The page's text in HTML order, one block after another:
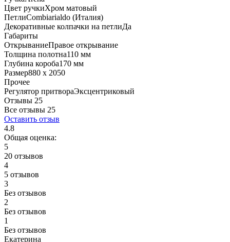
Цвет ручкиХром матовый
ПетлиCombiarialdo (Италия)
Декоративные колпачки на петлиДа
Габариты
ОткрываниеПравое открывание
Толщина полотна110 мм
Глубина короба170 мм
Размер880 x 2050
Прочее
Регулятор притвораЭксцентриковый
Отзывы 25
Все отзывы 25
Оставить отзыв
4.8
Общая оценка:
5
20 отзывов
4
5 отзывов
3
Без отзывов
2
Без отзывов
1
Без отзывов
Екатерина